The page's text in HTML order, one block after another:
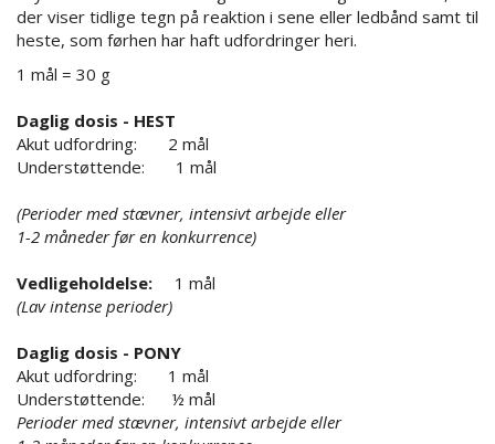
der viser tidlige tegn på reaktion i sene eller ledbånd samt til
heste, som førhen har haft udfordringer heri.
1 mål = 30 g
Daglig dosis - HEST
Akut udfordring: 2 mål
Understøttende: 1 mål
(Perioder med stævner, intensivt arbejde eller
1-2 måneder før en konkurrence)
Vedligeholdelse:
1 mål
(Lav intense perioder)
Daglig dosis - PONY
Akut udfordring: 1 mål
Understøttende: ½ mål
Perioder med stævner, intensivt arbejde eller